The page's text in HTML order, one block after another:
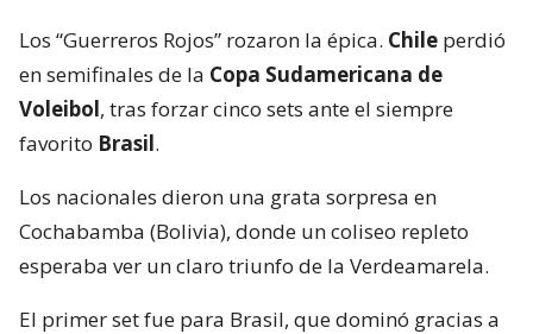
Los “Guerreros Rojos” rozaron la épica. Chile perdió
en semifinales de la Copa Sudamericana de
Voleibol, tras forzar cinco sets ante el siempre
favorito Brasil.
Los nacionales dieron una grata sorpresa en
Cochabamba (Bolivia), donde un coliseo repleto
esperaba ver un claro triunfo de la Verdeamarela.
El primer set fue para Brasil, que dominó gracias a